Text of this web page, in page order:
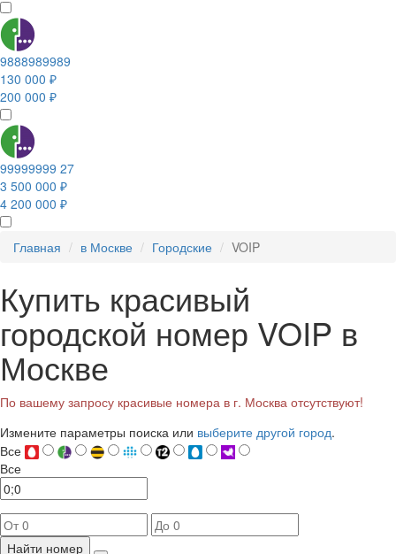
9888989989
130 000 ₽
200 000 ₽
99999999 27
3 500 000 ₽
4 200 000 ₽
Главная в Москве Городские VOIP
Купить красивый
городской номер VOIP в
Москве
По вашему запросу красивые номера в г. Москва отсутствуют!
Измените параметры поиска или выберите другой город.
Все
Все
Найти номер